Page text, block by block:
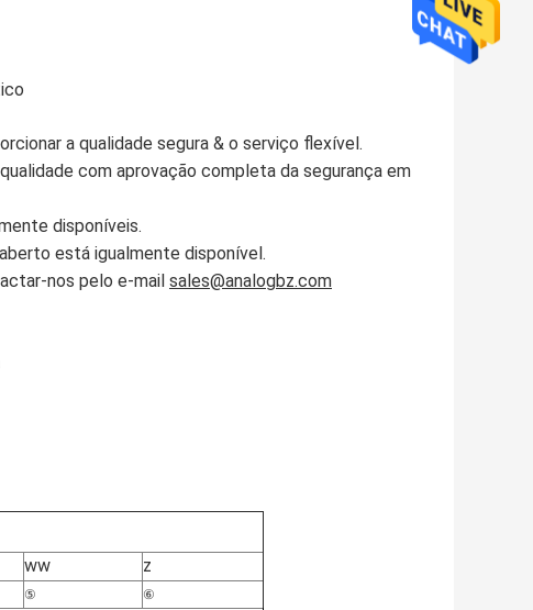
a qualidade segura & o serviço flexível.
com aprovação completa da segurança em
disponíveis.
está igualmente disponível.
nos pelo e-mail sales@analogbz.com
ww z
⑤
⑥